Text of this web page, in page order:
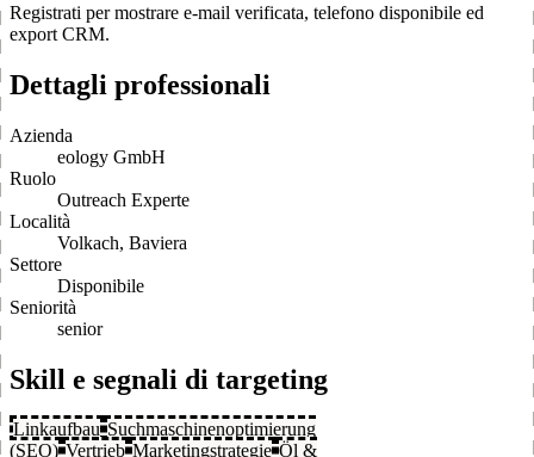
Registrati per mostrare e-mail verificata, telefono disponibile ed
export CRM.
Dettagli professionali
Azienda
eology GmbH
Ruolo
Outreach Experte
Località
Volkach, Baviera
Settore
Disponibile
Seniorità
senior
Skill e segnali di targeting
Linkaufbau Suchmaschinenoptimierung
(SEO) Vertrieb Marketingstrategie Öl &